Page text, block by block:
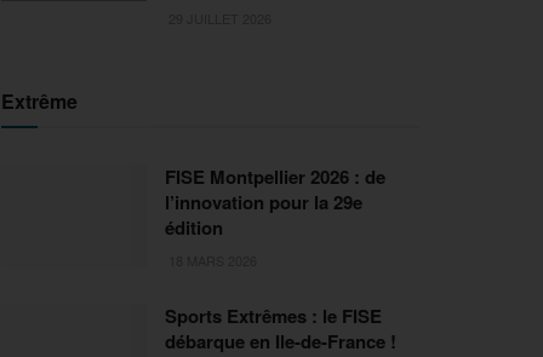
Extrême
FISE Montpellier 2026 : de
l’innovation pour la 29e
édition
Sports Extrêmes : le FISE
débarque en Ile-de-France !